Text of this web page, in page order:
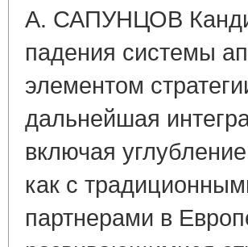
А. САПУНЦОВ
падения системы
элементом
дальнейшая
включая
как с
партнерами в